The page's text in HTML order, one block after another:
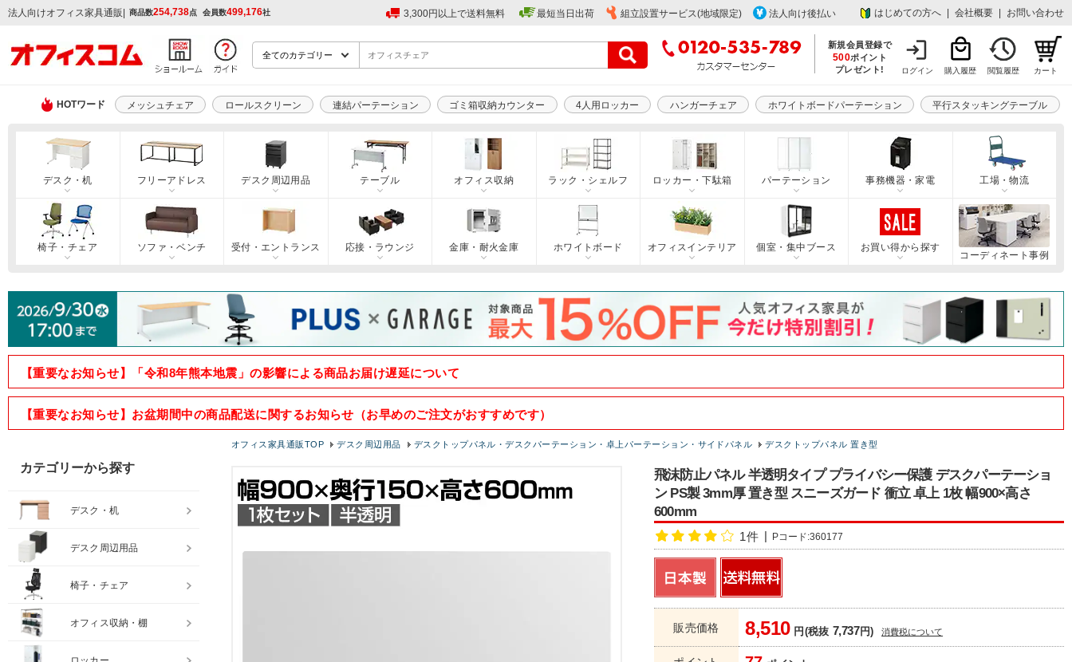
法人向けオフィス家具通販 | 商品数254,738点 会員数499,176社 3,300円以上で送料無料 最短当日出荷 組立設置サービス(地域限定) 法人向け後払い はじめての方へ 会社概要 お問い合わせ
新規会員登録で
500ポイント
プレゼント!
ログイン 購入履歴 閲覧履歴 カート
HOTワード メッシュチェア ロールスクリーン 連結パーテーション ゴミ箱収納カウンター 4人用ロッカー ハンガーチェア ホワイトボードパーテーション 平行スタッキングテーブル
デスク・机 フリーアドレス デスク周辺用品 テーブル オフィス収納 ラック・シェルフ ロッカー・下駄箱 パーテーション 事務機器・家電 工場・物流
椅子・チェア ソファ・ベンチ 受付・エントランス 応接・ラウンジ 金庫・耐火金庫 ホワイトボード オフィスインテリア 個室・集中ブース
お買い得から探す
コーディネート事例
【重要なお知らせ】「令和8年熊本地震」の影響による商品お届け遅延について
【重要なお知らせ】お盆期間中の商品配送に関するお知らせ（お早めのご注文がおすすめです）
オフィス家具通販TOP デスク周辺用品 デスクトップパネル・デスクパーテーション・卓上パーテーション・サイドパネル デスクトップパネル 置き型
飛沫防止パネル 半透明タイプ プライバシー保護 デスクパーテーショ
ン PS製 3mm厚 置き型 スニーズガード 衝立 卓上 1枚 幅900×高さ
600mm
1件 Pコード:360177
販売価格 8,510 円(税抜 7,737円) 消費税について
カテゴリーから探す
デスク・机
デスク周辺用品
椅子・チェア
オフィス収納・棚